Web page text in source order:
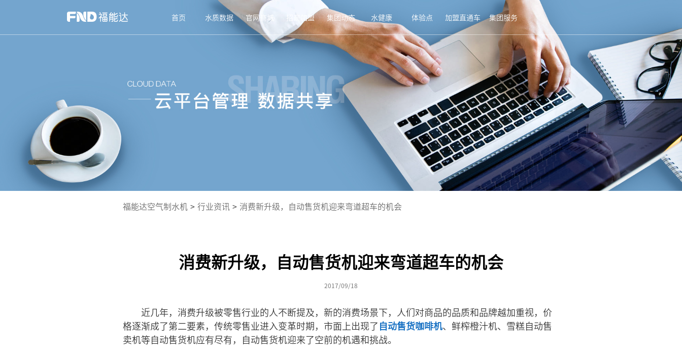
首页 水质数据 官网商城 招商加盟 集团动态 水健康 体验点 加盟直通车 集团服务
福能达空气制水机 > 行业资讯 > 消费新升级，自动售货机迎来弯道超车的机会
消费新升级，自动售货机迎来弯道超车的机会
2017/09/18
近几年，消费升级被零售行业的人不断提及，新的消费场景下，人们对商品的品质和品牌越加重视，价
格逐渐成了第二要素，传统零售业进入变革时期，市面上出现了自动售货咖啡机、鲜榨橙汁机、雪糕自动售
卖机等自动售货机应有尽有，自动售货机迎来了空前的机遇和挑战。